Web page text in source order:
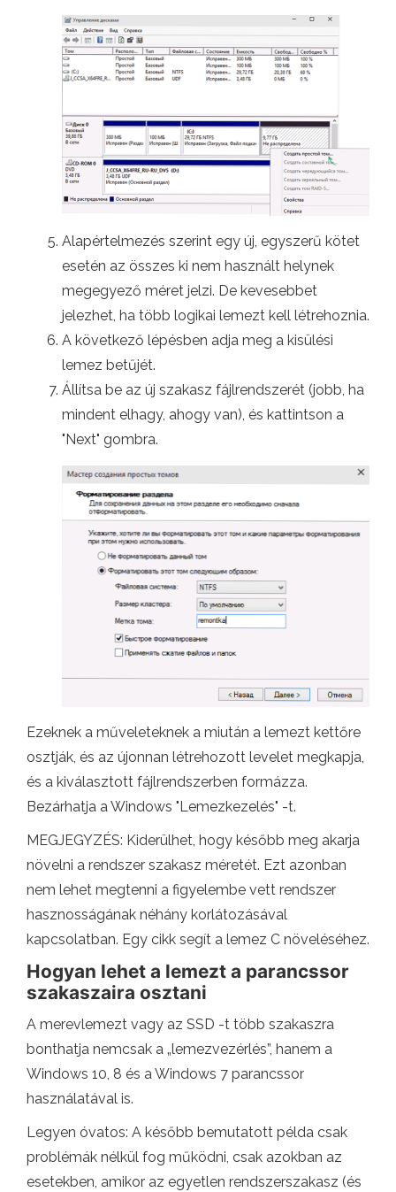
Alapértelmezés szerint egy új, egyszerű kötet
esetén az összes ki nem használt helynek
megegyező méret jelzi. De kevesebbet
jelezhet, ha több logikai lemezt kell létrehoznia.
A következő lépésben adja meg a kisülési
lemez betűjét.
Állítsa be az új szakasz fájlrendszerét (jobb, ha
mindent elhagy, ahogy van), és kattintson a
"Next" gombra.
Ezeknek a műveleteknek a miután a lemezt kettőre
osztják, és az újonnan létrehozott levelet megkapja,
és a kiválasztott fájlrendszerben formázza.
Bezárhatja a Windows "Lemezkezelés" -t.
MEGJEGYZÉS: Kiderülhet, hogy később meg akarja
növelni a rendszer szakasz méretét. Ezt azonban
nem lehet megtenni a figyelembe vett rendszer
hasznosságának néhány korlátozásával
kapcsolatban. Egy cikk segít a lemez C növeléséhez.
Hogyan lehet a lemezt a parancssor
szakaszaira osztani
A merevlemezt vagy az SSD -t több szakaszra
bonthatja nemcsak a „lemezvezérlés”, hanem a
Windows 10, 8 és a Windows 7 parancssor
használatával is.
Legyen óvatos: A később bemutatott példa csak
problémák nélkül fog működni, csak azokban az
esetekben, amikor az egyetlen rendszerszakasz (és